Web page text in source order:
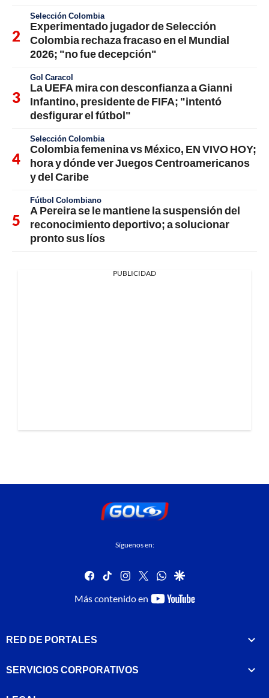
Selección Colombia
Experimentado jugador de Selección
Colombia rechaza fracaso en el Mundial
2026; "no fue decepción"
Gol Caracol
La UEFA mira con desconfianza a Gianni
Infantino, presidente de FIFA; "intentó
desfigurar el fútbol"
Selección Colombia
Colombia femenina vs México, EN VIVO HOY;
hora y dónde ver Juegos Centroamericanos
y del Caribe
Fútbol Colombiano
A Pereira se le mantiene la suspensión del
reconocimiento deportivo; a solucionar
pronto sus líos
PUBLICIDAD
Síguenos en:
facebook
tiktok instagram
twitterwhatsapp
google
Más contenido en
youtube-
RED DE PORTALES
SERVICIOS CORPORATIVOS